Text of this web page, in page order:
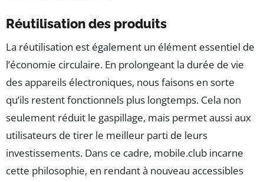
Réutilisation des produits
La réutilisation est également un élément essentiel de
l’économie circulaire. En prolongeant la durée de vie
des appareils électroniques, nous faisons en sorte
qu’ils restent fonctionnels plus longtemps. Cela non
seulement réduit le gaspillage, mais permet aussi aux
utilisateurs de tirer le meilleur parti de leurs
investissements. Dans ce cadre, mobile.club incarne
cette philosophie, en rendant à nouveau accessibles